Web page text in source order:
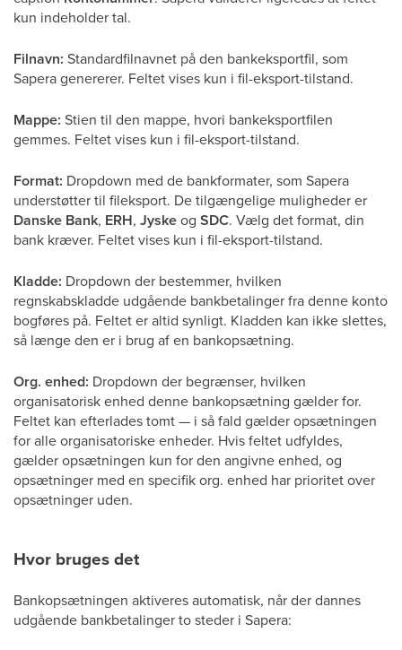
kun indeholder tal.
Filnavn: Standardfilnavnet på den bankeksportfil, som
Sapera genererer. Feltet vises kun i fil-eksport-tilstand.
Mappe: Stien til den mappe, hvori bankeksportfilen
gemmes. Feltet vises kun i fil-eksport-tilstand.
Format: Dropdown med de bankformater, som Sapera
understøtter til fileksport. De tilgængelige muligheder er
Danske Bank, ERH, Jyskeog SDC. Vælg det format, din
bank kræver. Feltet vises kun i fil-eksport-tilstand.
Kladde: Dropdown der bestemmer, hvilken
regnskabskladde udgående bankbetalinger fra denne konto
bogføres på. Feltet er altid synligt. Kladden kan ikke slettes,
så længe den er i brug af en bankopsætning.
Org. enhed: Dropdown der begrænser, hvilken
organisatorisk enhed denne bankopsætning gælder for.
Feltet kan efterlades tomt — i så fald gælder opsætningen
for alle organisatoriske enheder. Hvis feltet udfyldes,
gælder opsætningen kun for den angivne enhed, og
opsætninger med en specifik org. enhed har prioritet over
opsætninger uden.
Hvor bruges det
Bankopsætningen aktiveres automatisk, når der dannes
udgående bankbetalinger to steder i Sapera: